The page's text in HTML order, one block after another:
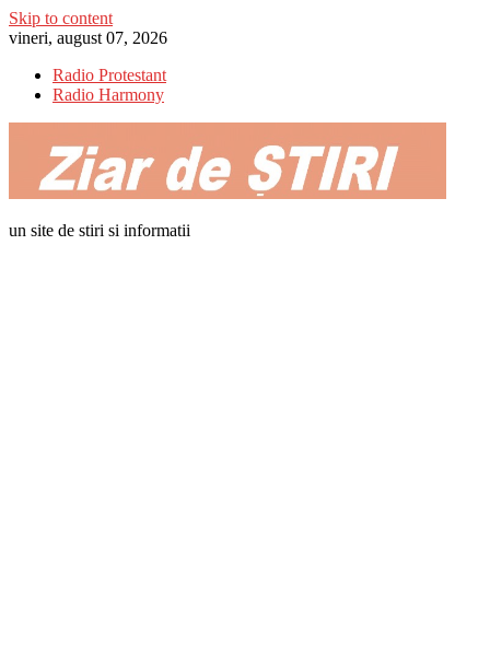
Skip to content
vineri, august 07, 2026
Radio Protestant
Radio Harmony
un site de stiri si informatii